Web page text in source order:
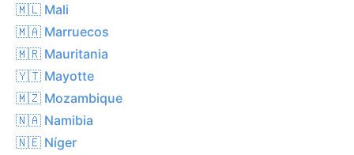
🇲🇱 Mali
🇲🇦 Marruecos
🇲🇷 Mauritania
🇾🇹 Mayotte
🇲🇿 Mozambique
🇳🇦 Namibia
🇳🇪 Níger